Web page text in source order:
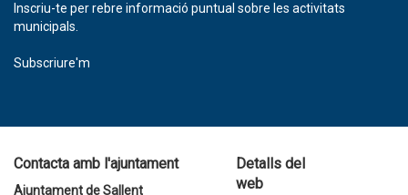
Inscriu-te per rebre informació puntual sobre les activitats
municipals.
Subscriure'm
Contacta amb l'ajuntament
Ajuntament de Sallent
Detalls del
web